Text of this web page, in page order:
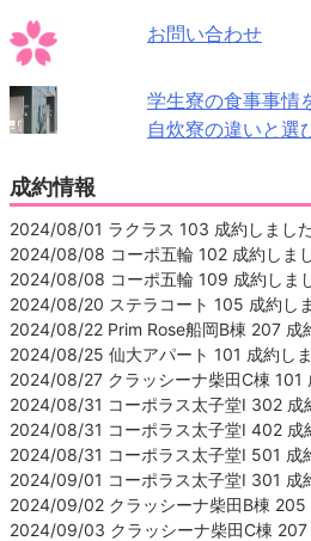
お問い合わせ
学生寮の食事事情
自炊寮の違いと選
成約情報
2024/08/01 ラクラス 103 成約しました
2024/08/08 コーポ五輪 102 成約しま
2024/08/08 コーポ五輪 109 成約しま
2024/08/20 ステラコート 105 成約し
2024/08/22 Prim Rose船岡B棟 207 成
2024/08/25 仙大アパート 101 成約し
2024/08/27 クラッシーナ柴田C棟 101
2024/08/31 コーポラス太子堂Ⅰ 302 成
2024/08/31 コーポラス太子堂Ⅰ 402 成
2024/08/31 コーポラス太子堂Ⅰ 501 成
2024/09/01 コーポラス太子堂Ⅰ 301 成
2024/09/02 クラッシーナ柴田B棟 205
2024/09/03 クラッシーナ柴田C棟 207